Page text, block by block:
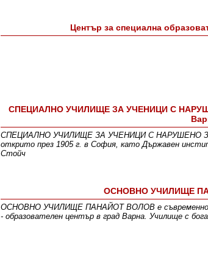
Център за специална
СПЕЦИАЛНО УЧИЛИЩЕ ЗА УЧЕНИЦИ С
СПЕЦИАЛНО УЧИЛИЩЕ ЗА УЧЕНИЦИ С НАРУШЕНО
открито през 1905 г. в София, като Държавен
Стойч
ОСНОВНО УЧИЛИЩЕ
ОСНОВНО УЧИЛИЩЕ ПАНАЙОТ ВОЛОВ е съвременно и
- образователен център в град Варна. Училище с